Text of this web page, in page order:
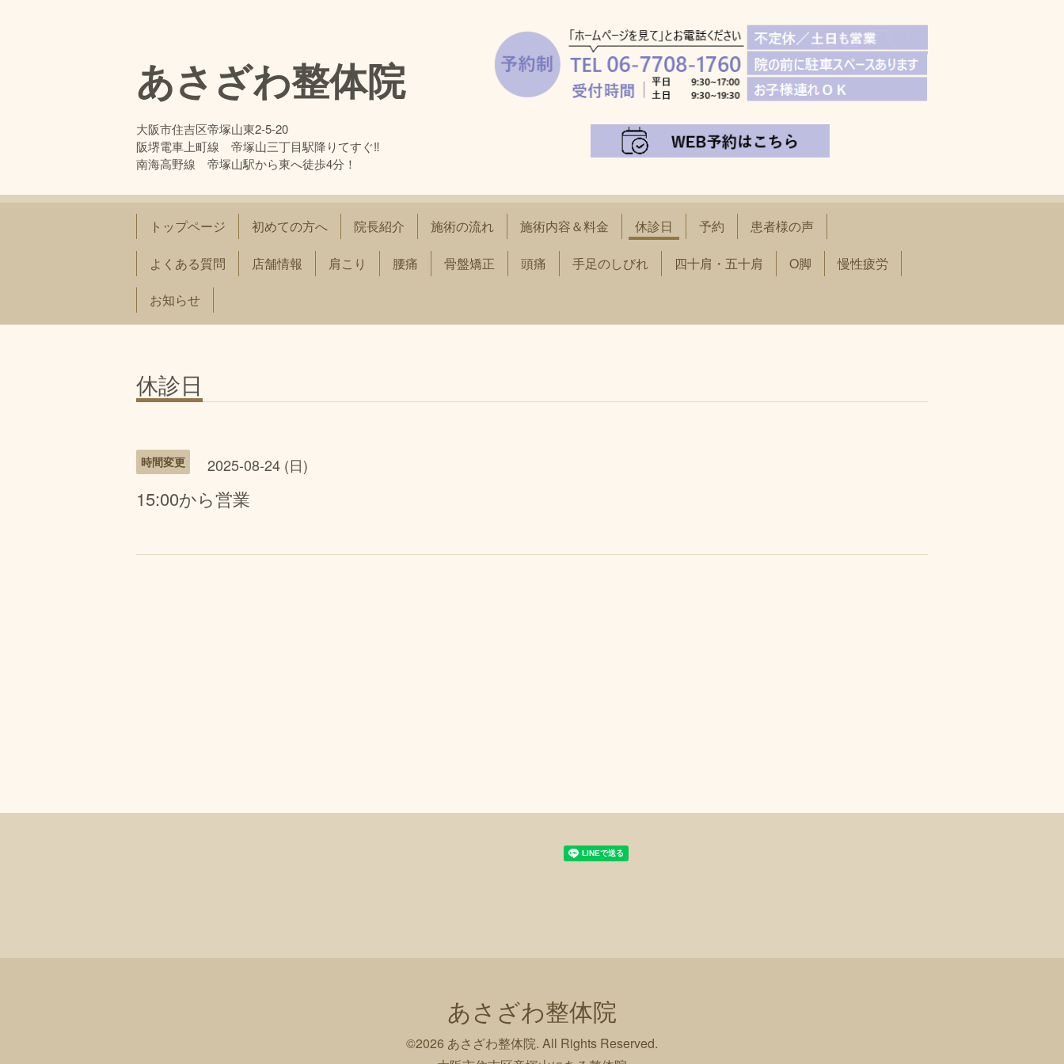
あさざわ整体院
大阪市住吉区帝塚山東2-5-20
阪堺電車上町線 帝塚山三丁目駅降りてすぐ‼
南海高野線 帝塚山駅から東へ徒歩4分！
トップページ 初めての方へ 院長紹介 施術の流れ 施術内容＆料金 休診日 予約 患者様の声
よくある質問 店舗情報 肩こり 腰痛 骨盤矯正 頭痛 手足のしびれ 四十肩・五十肩 O脚 慢性疲労
お知らせ
休診日
時間変更 2025-08-24 (日)
15:00から営業
あさざわ整体院
©2026 あさざわ整体院. All Rights Reserved.